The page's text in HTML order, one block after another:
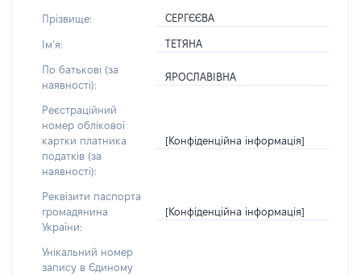
Прізвище: СЕРГЄЄВА
Імʼя: ТЕТЯНА
По батькові (за
наявності):
ЯРОСЛАВІВНА
Реєстраційний
номер облікової
картки платника
податків (за
наявності):
[Конфіденційна інформація]
Реквізити паспорта
громадянина
України:
[Конфіденційна інформація]
Унікальний номер
запису в Єдиному